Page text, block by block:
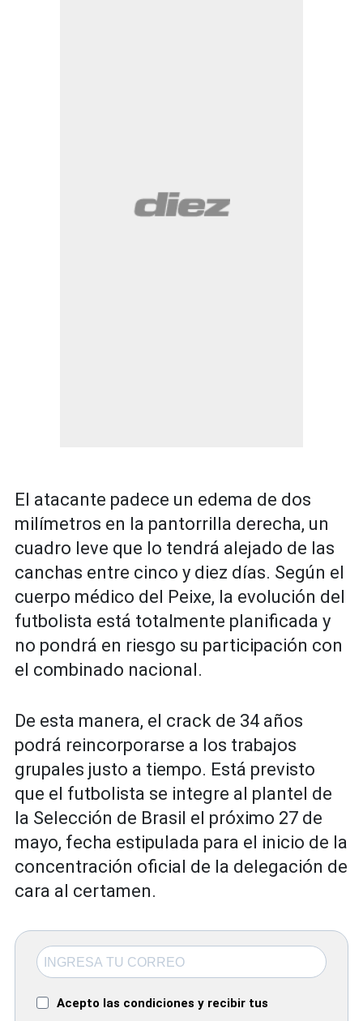
El atacante padece un edema de dos
milímetros en la pantorrilla derecha, un
cuadro leve que lo tendrá alejado de las
canchas entre cinco y diez días. Según el
cuerpo médico del Peixe, la evolución del
futbolista está totalmente planificada y
no pondrá en riesgo su participación con
el combinado nacional.
De esta manera, el crack de 34 años
podrá reincorporarse a los trabajos
grupales justo a tiempo. Está previsto
que el futbolista se integre al plantel de
la Selección de Brasil el próximo 27 de
mayo, fecha estipulada para el inicio de la
concentración oficial de la delegación de
cara al certamen.
Acepto las condiciones y recibir tus